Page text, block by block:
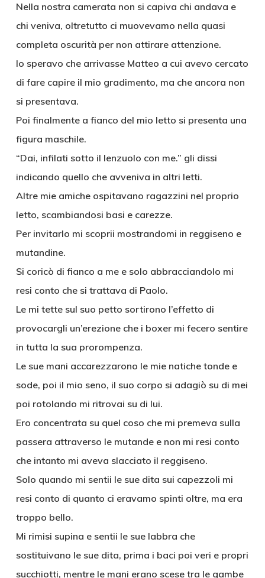
Nella nostra camerata non si capiva chi andava e
chi veniva, oltretutto ci muovevamo nella quasi
completa oscurità per non attirare attenzione.
Io speravo che arrivasse Matteo a cui avevo cercato
di fare capire il mio gradimento, ma che ancora non
si presentava.
Poi finalmente a fianco del mio letto si presenta una
figura maschile.
“Dai, infilati sotto il lenzuolo con me.” gli dissi
indicando quello che avveniva in altri letti.
Altre mie amiche ospitavano ragazzini nel proprio
letto, scambiandosi basi e carezze.
Per invitarlo mi scoprii mostrandomi in reggiseno e
mutandine.
Si coricò di fianco a me e solo abbracciandolo mi
resi conto che si trattava di Paolo.
Le mi tette sul suo petto sortirono l’effetto di
provocargli un’erezione che i boxer mi fecero sentire
in tutta la sua prorompenza.
Le sue mani accarezzarono le mie natiche tonde e
sode, poi il mio seno, il suo corpo si adagiò su di mei
poi rotolando mi ritrovai su di lui.
Ero concentrata su quel coso che mi premeva sulla
passera attraverso le mutande e non mi resi conto
che intanto mi aveva slacciato il reggiseno.
Solo quando mi sentii le sue dita sui capezzoli mi
resi conto di quanto ci eravamo spinti oltre, ma era
troppo bello.
Mi rimisi supina e sentii le sue labbra che
sostituivano le sue dita, prima i baci poi veri e propri
succhiotti, mentre le mani erano scese tra le gambe